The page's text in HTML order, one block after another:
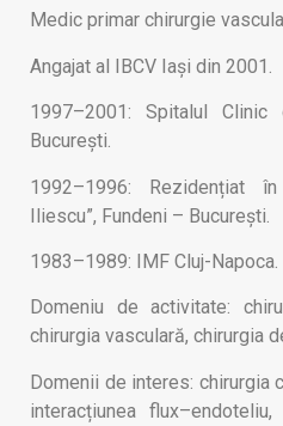
Medic primar chirurgie
Angajat al IBCV Iași din 2001.
1997–2001: Spitalul
București.
1992–1996: Rezidențiat
Iliescu”, Fundeni – București.
1983–1989: IMF Cluj-Napoca.
Domeniu de activitate:
chirurgia vasculară, chirurgia
Domenii de interes: chirurgia
interacțiunea